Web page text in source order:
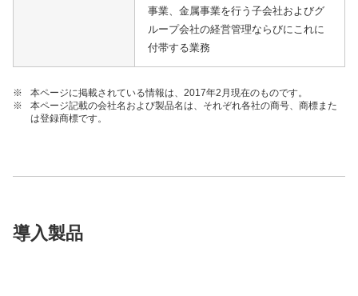
事業、金属事業を行う子会社およびグ
ループ会社の経営管理ならびにこれに
付帯する業務
※
本ページに掲載されている情報は、2017年2月現在のものです。
※
本ページ記載の会社名および製品名は、それぞれ各社の商号、商標また
は登録商標です。
導入製品